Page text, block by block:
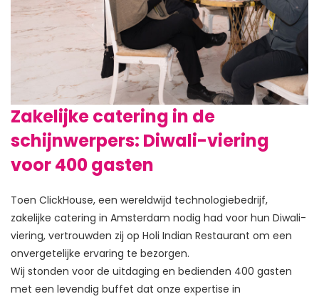
Zakelijke catering in de
schijnwerpers: Diwali-viering
voor 400 gasten
Toen ClickHouse, een wereldwijd technologiebedrijf,
zakelijke catering in Amsterdam nodig had voor hun Diwali-
viering, vertrouwden zij op Holi Indian Restaurant om een
onvergetelijke ervaring te bezorgen.
Wij stonden voor de uitdaging en bedienden 400 gasten
met een levendig buffet dat onze expertise in